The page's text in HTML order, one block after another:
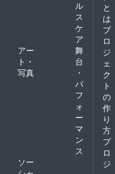
ル
ス
ケ
ア
アー
ト・
写真
舞
台
・
パ
フ
ォ
ー
マ
ン
ス
ソー
と
は
プ
ロ
ジ
ェ
ク
ト
の
作
り
方
プ
ロ
ジ